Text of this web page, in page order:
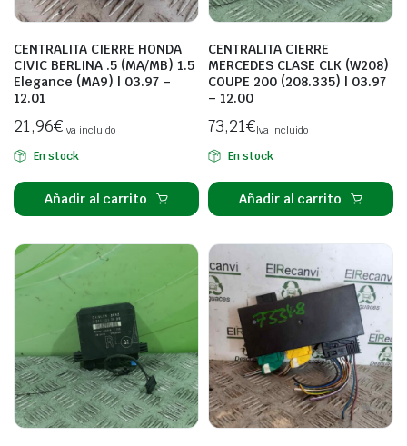
CENTRALITA CIERRE HONDA
CIVIC BERLINA .5 (MA/MB) 1.5
Elegance (MA9) | 03.97 –
12.01
21,96€Iva incluido
En stock
Añadir al carrito
CENTRALITA CIERRE
MERCEDES CLASE CLK (W208)
COUPE 200 (208.335) | 03.97
– 12.00
73,21€Iva incluido
En stock
Añadir al carrito